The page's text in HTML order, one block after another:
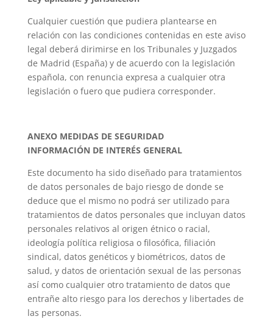
Cualquier cuestión que pudiera plantearse en
relación con las condiciones contenidas en este aviso
legal deberá dirimirse en los Tribunales y Juzgados
de Madrid (España) y de acuerdo con la legislación
española, con renuncia expresa a cualquier otra
legislación o fuero que pudiera corresponder.
ANEXO MEDIDAS DE SEGURIDAD
INFORMACIÓN DE INTERÉS GENERAL
Este documento ha sido diseñado para tratamientos
de datos personales de bajo riesgo de donde se
deduce que el mismo no podrá ser utilizado para
tratamientos de datos personales que incluyan datos
personales relativos al origen étnico o racial,
ideología política religiosa o filosófica, filiación
sindical, datos genéticos y biométricos, datos de
salud, y datos de orientación sexual de las personas
así como cualquier otro tratamiento de datos que
entrañe alto riesgo para los derechos y libertades de
las personas.